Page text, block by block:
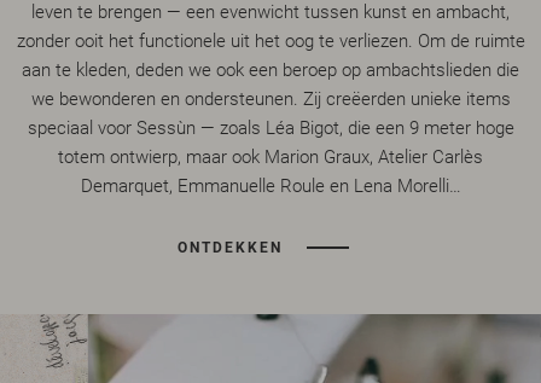
leven te brengen — een evenwicht tussen kunst en ambacht,
zonder ooit het functionele uit het oog te verliezen. Om de ruimte
aan te kleden, deden we ook een beroep op ambachtslieden die
we bewonderen en ondersteunen. Zij creëerden unieke items
speciaal voor Sessùn — zoals Léa Bigot, die een 9 meter hoge
totem ontwierp, maar ook Marion Graux, Atelier Carlès
Demarquet, Emmanuelle Roule en Lena Morelli…
ONTDEKKEN